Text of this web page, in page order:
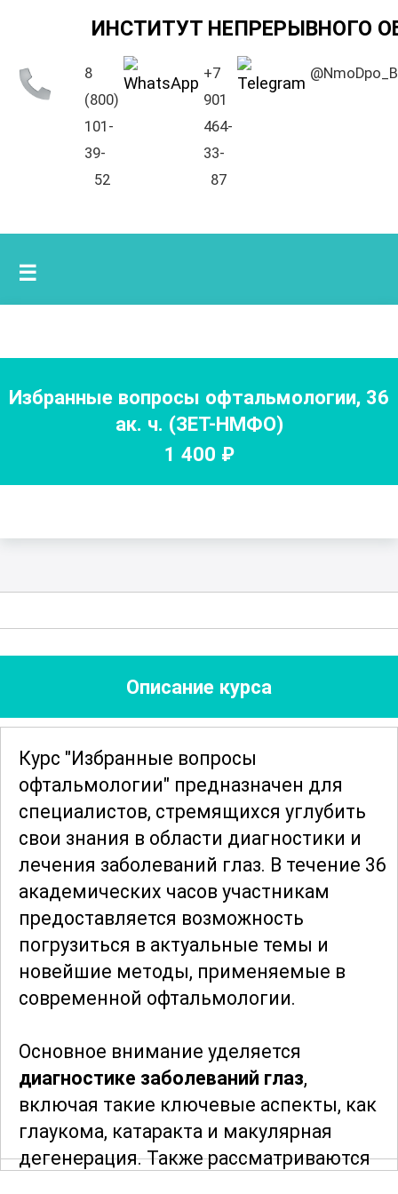
ИНСТИТУТ НЕПРЕРЫВНОГО
8
(800)
101-
39-
52
+7
901
464-
33-
87
☰
Избранные вопросы офтальмологии, 36
ак. ч. (ЗЕТ-НМФО)
1 400 ₽
Описание курса
Курс "Избранные вопросы
офтальмологии" предназначен для
специалистов, стремящихся углубить
свои знания в области диагностики и
лечения заболеваний глаз. В течение 36
академических часов участникам
предоставляется возможность
погрузиться в актуальные темы и
новейшие методы, применяемые в
современной офтальмологии.
Основное внимание уделяется
диагностике заболеваний глаз,
включая такие ключевые аспекты, как
глаукома, катаракта и макулярная
дегенерация. Также рассматриваются